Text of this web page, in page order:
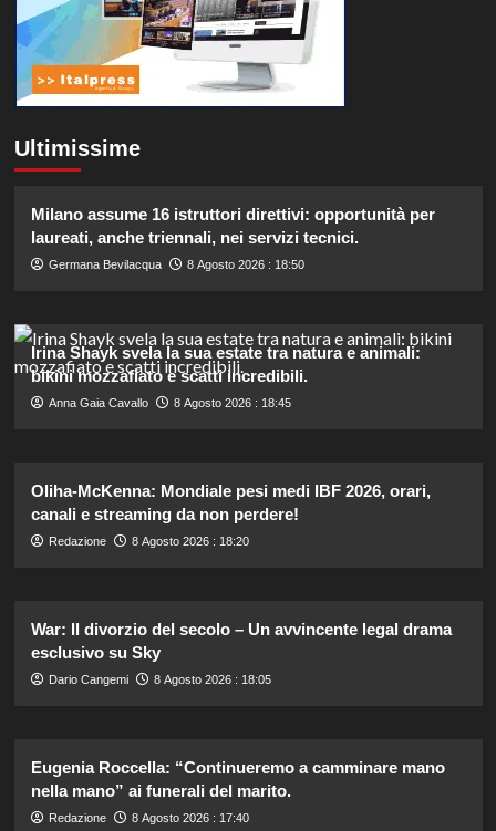
Ultimissime
Milano assume 16 istruttori direttivi: opportunità per
laureati, anche triennali, nei servizi tecnici.
Germana Bevilacqua 8 Agosto 2026 : 18:50
Irina Shayk svela la sua estate tra natura e animali:
bikini mozzafiato e scatti incredibili.
Anna Gaia Cavallo 8 Agosto 2026 : 18:45
Oliha-McKenna: Mondiale pesi medi IBF 2026, orari,
canali e streaming da non perdere!
Redazione 8 Agosto 2026 : 18:20
War: Il divorzio del secolo – Un avvincente legal drama
esclusivo su Sky
Dario Cangemi 8 Agosto 2026 : 18:05
Eugenia Roccella: “Continueremo a camminare mano
nella mano” ai funerali del marito.
Redazione 8 Agosto 2026 : 17:40